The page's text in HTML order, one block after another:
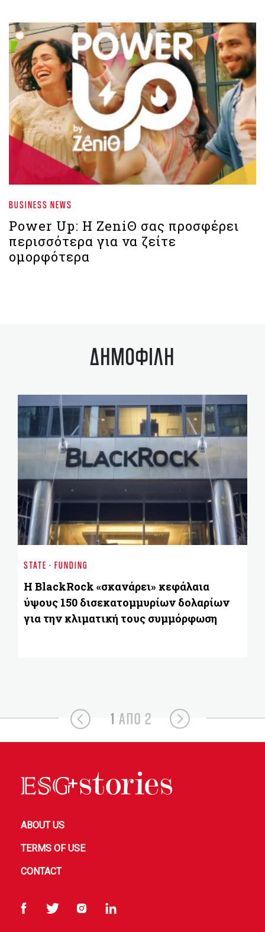
BUSINESS NEWS
Power Up: Η ZeniΘ σας προσφέρει
περισσότερα για να ζείτε
ομορφότερα
ΔΗΜΟΦΙΛΗ
STATE - FUNDING
Η BlackRock «σκανάρει» κεφάλαια
ύψους 150 δισεκατομμυρίων δολαρίων
για την κλιματική τους συμμόρφωση
1 ΑΠΟ 2
ABOUT US
TERMS OF USE
CONTACT